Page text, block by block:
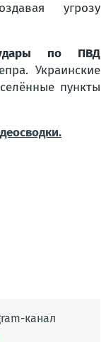
угрозу
по ПВД
Украинские
пункты
.
канал